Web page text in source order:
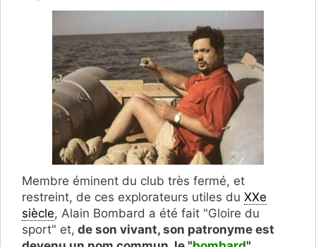
Membre éminent du club très fermé, et
restreint, de ces explorateurs utiles du XXe
siècle, Alain Bombard a été fait "Gloire du
sport" et, de son vivant, son patronyme est